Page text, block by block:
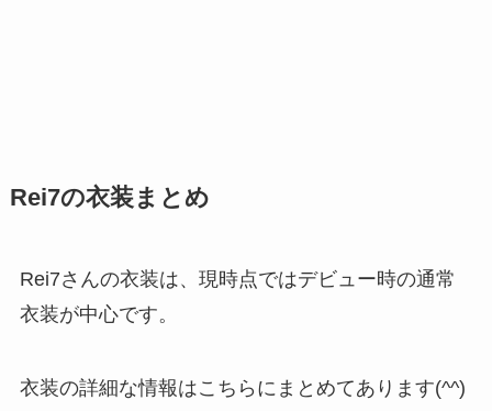
Rei7の衣装まとめ
Rei7さんの衣装は、現時点ではデビュー時の通常
衣装が中心です。
衣装の詳細な情報はこちらにまとめてあります(^^)